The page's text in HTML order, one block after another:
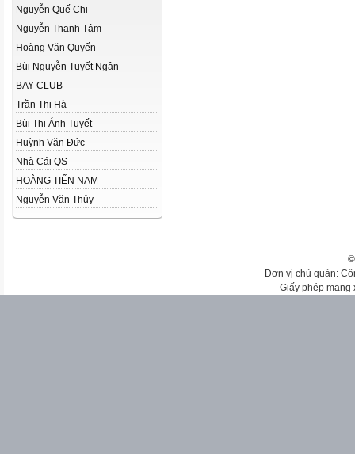
Nguyễn Quế Chi
Nguyễn Thanh Tâm
Hoàng Văn Quyến
Bùi Nguyễn Tuyết Ngân
BAY CLUB
Trần Thị Hà
Bùi Thị Ánh Tuyết
Huỳnh Văn Đức
Nhà Cái QS
HOÀNG TIẾN NAM
Nguyễn Văn Thủy
Đơn vị chủ quản:
Giấy phép mạng